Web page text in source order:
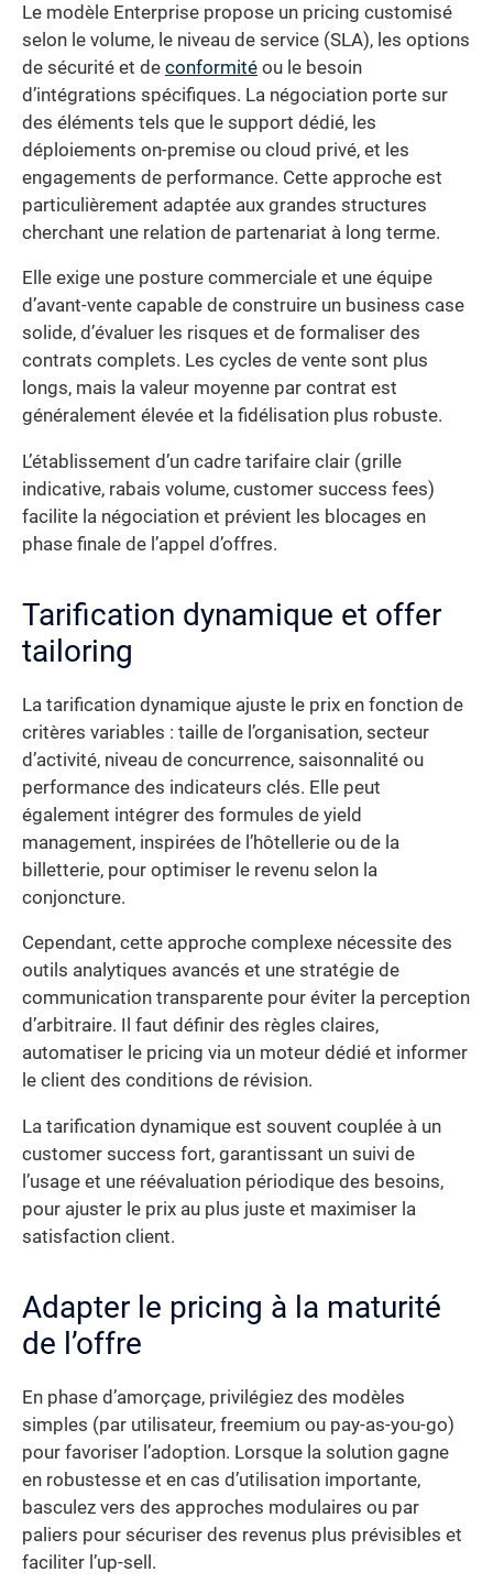
Le modèle Enterprise propose un pricing customisé
selon le volume, le niveau de service (SLA), les options
de sécurité et de conformité ou le besoin
d’intégrations spécifiques. La négociation porte sur
des éléments tels que le support dédié, les
déploiements on-premise ou cloud privé, et les
engagements de performance. Cette approche est
particulièrement adaptée aux grandes structures
cherchant une relation de partenariat à long terme.
Elle exige une posture commerciale et une équipe
d’avant-vente capable de construire un business case
solide, d’évaluer les risques et de formaliser des
contrats complets. Les cycles de vente sont plus
longs, mais la valeur moyenne par contrat est
généralement élevée et la fidélisation plus robuste.
L’établissement d’un cadre tarifaire clair (grille
indicative, rabais volume, customer success fees)
facilite la négociation et prévient les blocages en
phase finale de l’appel d’offres.
Tarification dynamique et offer
tailoring
La tarification dynamique ajuste le prix en fonction de
critères variables : taille de l’organisation, secteur
d’activité, niveau de concurrence, saisonnalité ou
performance des indicateurs clés. Elle peut
également intégrer des formules de yield
management, inspirées de l’hôtellerie ou de la
billetterie, pour optimiser le revenu selon la
conjoncture.
Cependant, cette approche complexe nécessite des
outils analytiques avancés et une stratégie de
communication transparente pour éviter la perception
d’arbitraire. Il faut définir des règles claires,
automatiser le pricing via un moteur dédié et informer
le client des conditions de révision.
La tarification dynamique est souvent couplée à un
customer success fort, garantissant un suivi de
l’usage et une réévaluation périodique des besoins,
pour ajuster le prix au plus juste et maximiser la
satisfaction client.
Adapter le pricing à la maturité
de l’offre
En phase d’amorçage, privilégiez des modèles
simples (par utilisateur, freemium ou pay-as-you-go)
pour favoriser l’adoption. Lorsque la solution gagne
en robustesse et en cas d’utilisation importante,
basculez vers des approches modulaires ou par
paliers pour sécuriser des revenus plus prévisibles et
faciliter l’up-sell.